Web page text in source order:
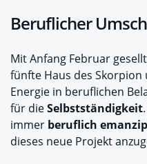
Beruflicher
Mit Anfang Februar
fünfte Haus des
Energie in beruflichen
für dieSelbstständigkeit
immer beruflich
dieses neue Projekt